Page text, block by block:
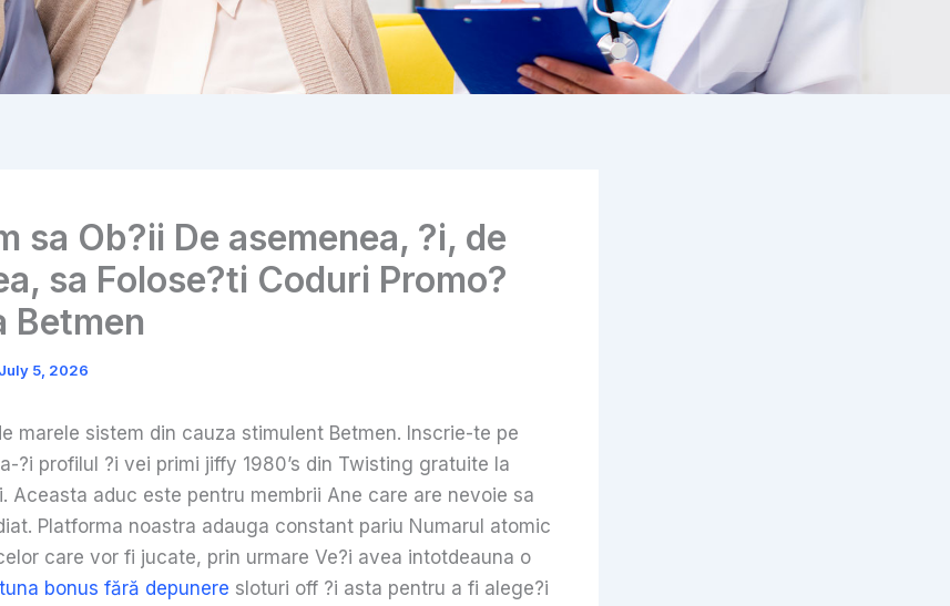
sa Ob?ii De asemenea, ?i, de
sa Folose?ti Coduri Promo?
Betmen
July 5, 2026
marele sistem din cauza stimulent Betmen. Inscrie-te pe
?i profilul ?i vei primi jiffy 1980’s din Twisting gratuite la
Aceasta aduc este pentru membrii Ane care are nevoie sa
Platforma noastra adauga constant pariu Numarul atomic
care vor fi jucate, prin urmare Ve?i avea intotdeauna o
bonus fără depunere sloturi off ?i asta pentru a fi alege?i